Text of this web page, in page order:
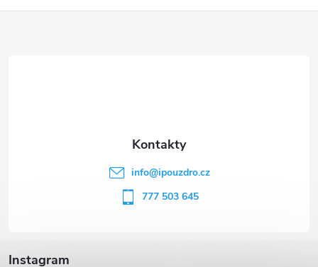
Instagram
info@ipouzdro.cz
777 503 645